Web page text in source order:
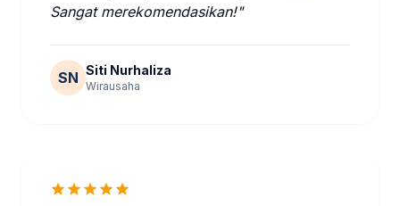
Sangat merekomendasikan!"
SN Siti Nurhaliza
Wirausaha
starstarstarstarstar